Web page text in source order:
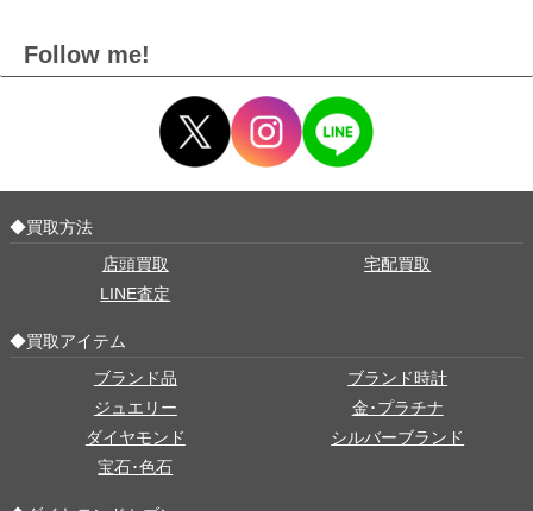
Follow me!
◆買取方法
店頭買取
宅配買取
LINE査定
◆買取アイテム
ブランド品
ブランド時計
ジュエリー
金･プラチナ
ダイヤモンド
シルバーブランド
宝石･色石